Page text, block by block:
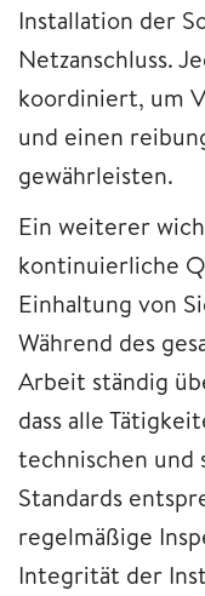
Installation der
Netzanschluss.
koordiniert, um
und einen
gewährleisten.
Ein weiterer
kontinuierliche
Einhaltung von
Während des
Arbeit ständig
dass alle
technischen und
Standards
regelmäßige
Integrität der